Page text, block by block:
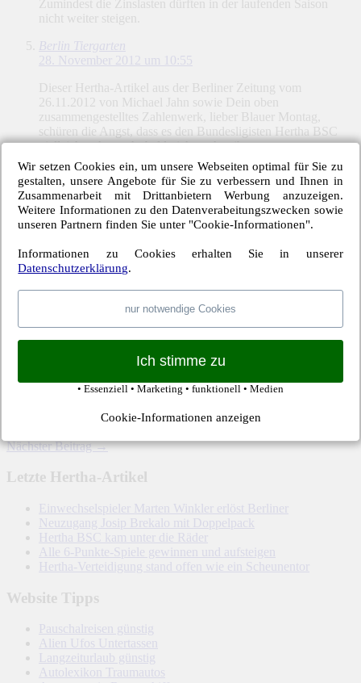
Zumindest die Zinslasten dürften in der laufenden Saison
nicht weiter steigen.
Berlin Tiergarten
28. November 2012 um 10:55
Dieser Hertha-Artikel aus der Berliner Zeitung vom
26.11.2012 von Michael Jahn sowie Dein oben
zusammengestelltes Zahlenwerk, lieber Blauer Montag,
schüren die Angst, dass es den Bundesligisten Hertha BSC
vielleicht schon sehr bald nicht mehr gibt.
Der zweite positive Aspekt des Jahn-Artikels ist sicher, dass
die Transfer-Millionen des Raffael-Verkaufs in der Bilanz
noch nicht als Einnahmen verbucht sind. Denn bei dem
Schuldenberg wird überdeutlich, wie wichtig dieser von
Manager Preetz im Sommer ausgehandelte Mega-Deal für
baldiger Ramos Verkauf mit zusätzlichen Transfer-Millionen-
Einnahmen hätte.
Ohne zahlungskräftigen Investor hat Hertha BSC keine
Zukunft. Wie viele Jahre der geheime Groß-Investor weiter
als Quasi-Bürge für Herthas Schulden beim DFL-
Lizensierungsverfahren fungiert, wird den Vereinsmitgliedern
und Hertha-Fans offiziell nicht mitgeteilt. Mein Dank als
(wahrscheinlich ja Präsident Werner Gegenbauer), ohne den
Nächster Beitrag →
Letzte Hertha-Artikel
Einwechselspieler Marten Winkler erlöst Berliner
Neuzugang Josip Brekalo mit Doppelpack
Hertha BSC kam unter die Räder
Alle 6-Punkte-Spiele gewinnen und aufsteigen
Hertha-Verteidigung stand offen wie ein Scheunentor
Website Tipps
Pauschalreisen günstig
Alien Ufos Untertassen
Langzeiturlaub günstig
Autolexikon Traumautos
Wir setzen Cookies ein, um unsere Webseiten optimal für Sie zu
gestalten, unsere Angebote für Sie zu verbessern und Ihnen in
Zusammenarbeit mit Drittanbietern Werbung anzuzeigen.
Weitere Informationen zu den Datenverabeitungszwecken sowie
unseren Partnern finden Sie unter "Cookie-Informationen".
Informationen zu Cookies erhalten Sie in unserer
Datenschutzerklärung.
nur notwendige Cookies
Ich stimme zu
• Essenziell • Marketing • funktionell • Medien
Cookie-Informationen anzeigen